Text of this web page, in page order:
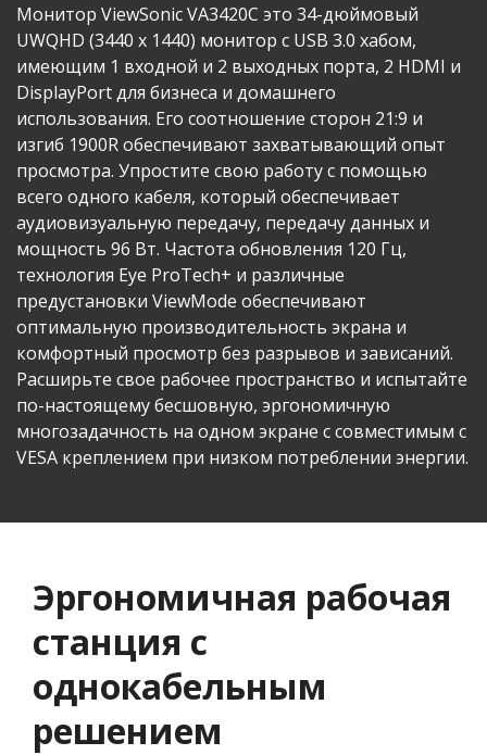
Монитор ViewSonic VA3420C это 34-дюймовый
UWQHD (3440 x 1440) монитор с USB 3.0 хабом,
имеющим 1 входной и 2 выходных порта, 2 HDMI и
DisplayPort для бизнеса и домашнего
использования. Его соотношение сторон 21:9 и
изгиб 1900R обеспечивают захватывающий опыт
просмотра. Упростите свою работу с помощью
всего одного кабеля, который обеспечивает
аудиовизуальную передачу, передачу данных и
мощность 96 Вт. Частота обновления 120 Гц,
технология Eye ProTech+ и различные
предустановки ViewMode обеспечивают
оптимальную производительность экрана и
комфортный просмотр без разрывов и зависаний.
Расширьте свое рабочее пространство и испытайте
по-настоящему бесшовную, эргономичную
многозадачность на одном экране с совместимым с
VESA креплением при низком потреблении энергии.
Эргономичная рабочая
станция с
однокабельным
решением